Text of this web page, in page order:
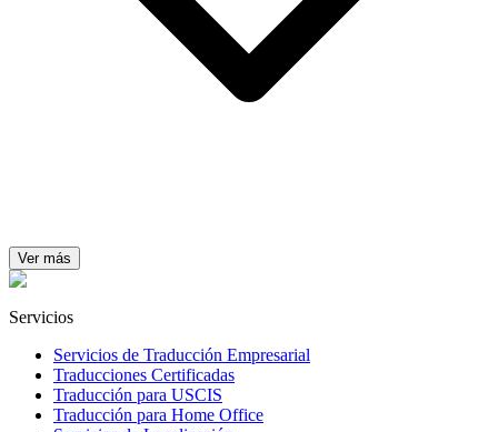
Ver más
Servicios
Servicios de Traducción Empresarial
Traducciones Certificadas
Traducción para USCIS
Traducción para Home Office